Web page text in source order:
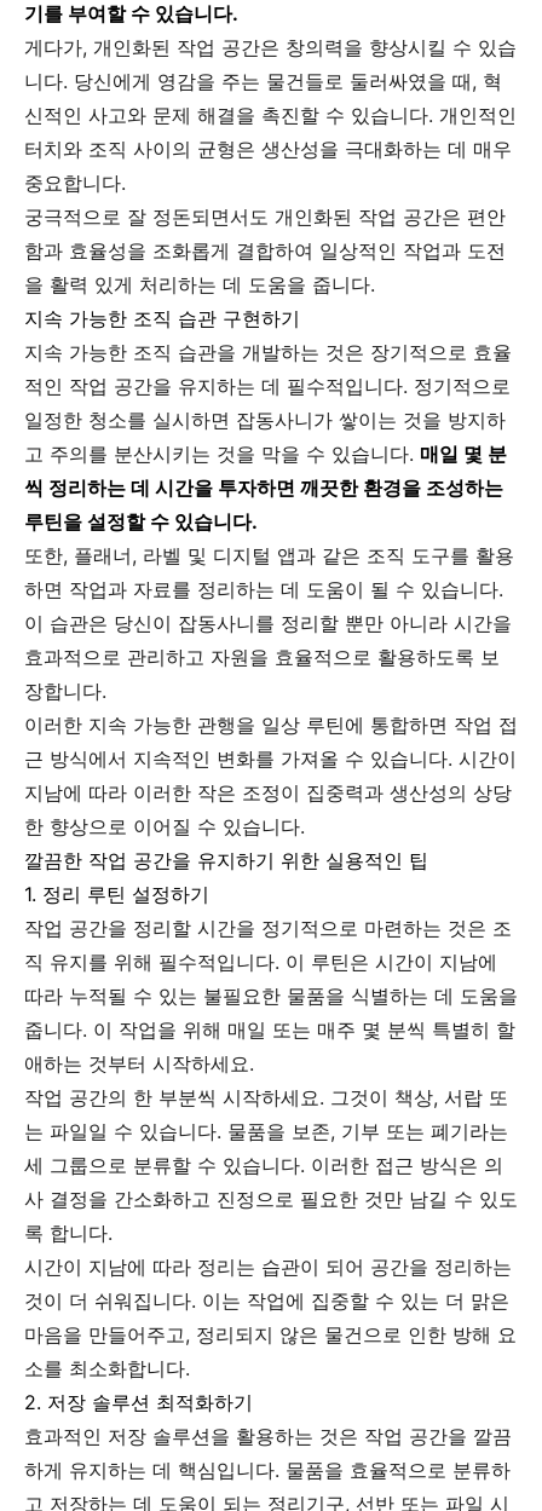
기를 부여할 수 있습니다.
게다가, 개인화된 작업 공간은 창의력을 향상시킬 수 있습
니다. 당신에게 영감을 주는 물건들로 둘러싸였을 때, 혁
신적인 사고와 문제 해결을 촉진할 수 있습니다. 개인적인
터치와 조직 사이의 균형은 생산성을 극대화하는 데 매우
중요합니다.
궁극적으로 잘 정돈되면서도 개인화된 작업 공간은 편안
함과 효율성을 조화롭게 결합하여 일상적인 작업과 도전
을 활력 있게 처리하는 데 도움을 줍니다.
지속 가능한 조직 습관 구현하기
지속 가능한 조직 습관을 개발하는 것은 장기적으로 효율
적인 작업 공간을 유지하는 데 필수적입니다. 정기적으로
일정한 청소를 실시하면 잡동사니가 쌓이는 것을 방지하
고 주의를 분산시키는 것을 막을 수 있습니다. 매일 몇 분
씩 정리하는 데 시간을 투자하면 깨끗한 환경을 조성하는
루틴을 설정할 수 있습니다.
또한, 플래너, 라벨 및 디지털 앱과 같은 조직 도구를 활용
하면 작업과 자료를 정리하는 데 도움이 될 수 있습니다.
이 습관은 당신이 잡동사니를 정리할 뿐만 아니라 시간을
효과적으로 관리하고 자원을 효율적으로 활용하도록 보
장합니다.
이러한 지속 가능한 관행을 일상 루틴에 통합하면 작업 접
근 방식에서 지속적인 변화를 가져올 수 있습니다. 시간이
지남에 따라 이러한 작은 조정이 집중력과 생산성의 상당
한 향상으로 이어질 수 있습니다.
깔끔한 작업 공간을 유지하기 위한 실용적인 팁
1. 정리 루틴 설정하기
작업 공간을 정리할 시간을 정기적으로 마련하는 것은 조
직 유지를 위해 필수적입니다. 이 루틴은 시간이 지남에
따라 누적될 수 있는 불필요한 물품을 식별하는 데 도움을
줍니다. 이 작업을 위해 매일 또는 매주 몇 분씩 특별히 할
애하는 것부터 시작하세요.
작업 공간의 한 부분씩 시작하세요. 그것이 책상, 서랍 또
는 파일일 수 있습니다. 물품을 보존, 기부 또는 폐기라는
세 그룹으로 분류할 수 있습니다. 이러한 접근 방식은 의
사 결정을 간소화하고 진정으로 필요한 것만 남길 수 있도
록 합니다.
시간이 지남에 따라 정리는 습관이 되어 공간을 정리하는
것이 더 쉬워집니다. 이는 작업에 집중할 수 있는 더 맑은
마음을 만들어주고, 정리되지 않은 물건으로 인한 방해 요
소를 최소화합니다.
2. 저장 솔루션 최적화하기
효과적인 저장 솔루션을 활용하는 것은 작업 공간을 깔끔
하게 유지하는 데 핵심입니다. 물품을 효율적으로 분류하
고 저장하는 데 도움이 되는 정리기구, 선반 또는 파일 시